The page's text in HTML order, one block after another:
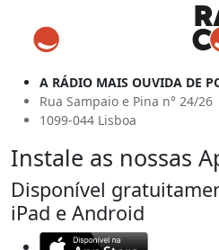
A RÁDIO MAIS OUVIDA DE
Rua Sampaio e Pina n° 24/26
1099-044 Lisboa
Instale as nossas
Disponível
iPad e Android